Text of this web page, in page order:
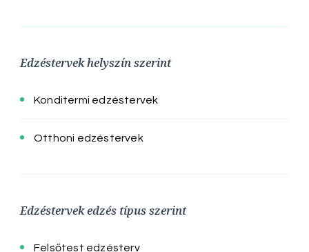
Edzéstervek helyszín szerint
Konditermi edzéstervek
Otthoni edzéstervek
Edzéstervek edzés típus szerint
Felsőtest edzésterv